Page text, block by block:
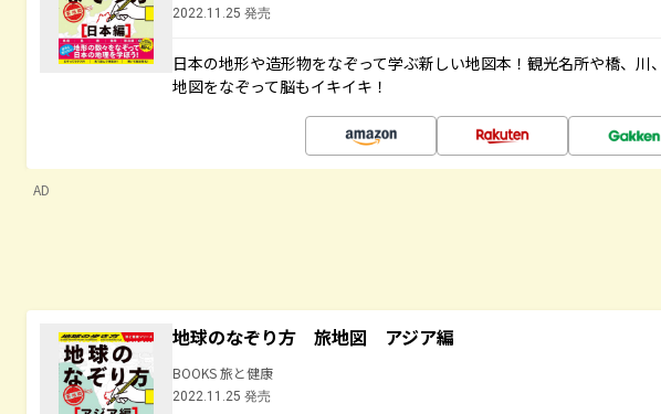
2022.11.25 発売
日本の地形や造形物をなぞって学ぶ新しい地図本！観光名所や橋、川
地図をなぞって脳もイキイキ！
AD
地球のなぞり方 旅地図 アジア編
BOOKS 旅と健康
2022.11.25 発売